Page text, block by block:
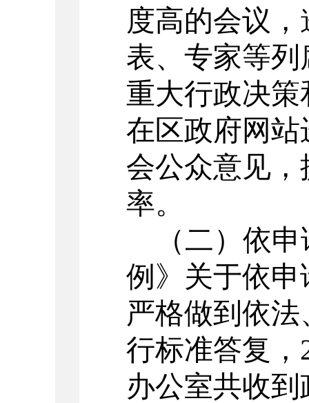
度高的会议
表、专家等
重大行政决
在区政府网站
会公众意见
率。
（二） 依申
例》关于依
严格做到依
行标准答复，
办公室共收